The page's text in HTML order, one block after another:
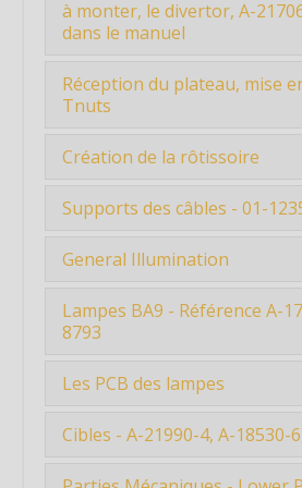
Lisez aussi le maximum
à monter, le divertor, A-
dans le manuel
Etape 4 : Un exemple de
composant à...
Réception du plateau, mise
Tnuts
Le plateau a été
novembre, je l’ai ...
Création de la rôtissoire
Etape 6 : Création de la
pouvoir...
Étiquette
Étiquette
Étiquette
Supports des câbles - 01-
Vu les tarifs pour ces
préféré les ...
Étiquette
Étiquette
Étiquette
General Illumination
Cela correspond à la
manuel.L'illumin...
Étiquette
Lampes BA9 - Référence A-
8793
Attention, ces lampes
Voir le sens ...
Étiquette
Les PCB des lampes
Commandés chez
rapide, hyper bien ...
Étiquette
Cibles - A-21990-4, A-18530-
6 cibles au total.Comme